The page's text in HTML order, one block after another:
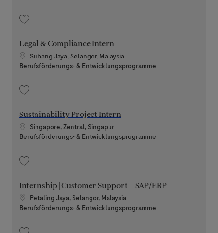
Legal & Compliance Intern
Standort
Subang Jaya, Selangor, Malaysia
Kategorie
Berufsförderungs- & Entwicklungsprogramme
Sustainability Project Intern
Standort
Singapore, Zentral, Singapur
Kategorie
Berufsförderungs- & Entwicklungsprogramme
Internship | Customer Support – SAP/ERP
Standort
Petaling Jaya, Selangor, Malaysia
Kategorie
Berufsförderungs- & Entwicklungsprogramme